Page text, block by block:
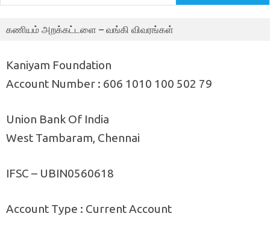
கணியம் அறக்கட்டளை – வங்கி விவரங்கள்
Kaniyam Foundation
Account Number : 606 1010 100 502 79
Union Bank Of India
West Tambaram, Chennai
IFSC – UBIN0560618
Account Type : Current Account